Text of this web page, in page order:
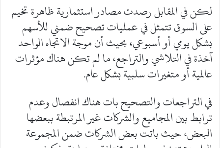
لكن في المقابل رصدت مصادر استثمارية ظاهرة تخيم
على السوق تتمثل في عمليات تصحيح ضمني للأسهم
بشكل يومي أو أسبوعي، بحيث أن موجة الاتجاه الواحد
آخذة في التلاشي والتراجع، ما لم تكن هناك مؤثرات
عالمية أو متغيرات سلبية بشكل عام.
في التراجعات والتصحيح بات هناك انفصال وعدم
ترابط بين المجاميع والشركات غير المرتبطة ببعضها
البعض، حيث باتت بعض الشركات ضمن المجموعة